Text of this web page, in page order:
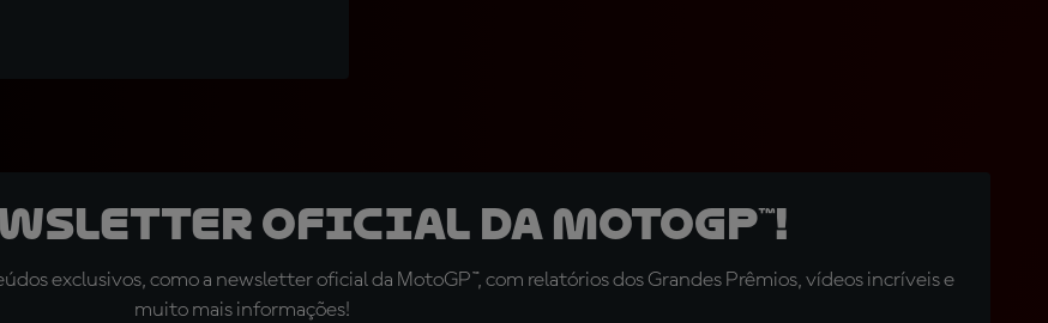
oficial da MotoGP™!
exclusivos, como a newsletter oficial da MotoGP™, com relatórios dos Grandes Prêmios, vídeos incríveis e
muito mais informações!